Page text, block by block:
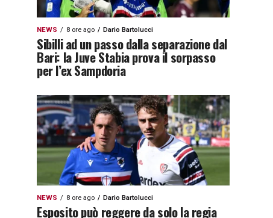
NEWS 8 ore ago Dario Bartolucci
Sibilli ad un passo dalla separazione dal
Bari: la Juve Stabia prova il sorpasso
per l’ex Sampdoria
NEWS 8 ore ago Dario Bartolucci
Esposito può reggere da solo la regia